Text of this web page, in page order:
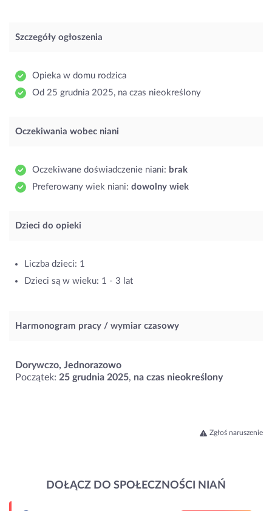
Szczegóły ogłoszenia
Opieka w domu rodzica
Od 25 grudnia 2025, na czas nieokreślony
Oczekiwania wobec niani
Oczekiwane doświadczenie niani: brak
Preferowany wiek niani: dowolny wiek
Dzieci do opieki
Liczba dzieci: 1
Dzieci są w wieku: 1 - 3 lat
Harmonogram pracy / wymiar czasowy
Dorywczo, Jednorazowo
Początek: 25 grudnia 2025, na czas nieokreślony
Zgłoś naruszenie
DOŁĄCZ DO SPOŁECZNOŚCI NIAŃ